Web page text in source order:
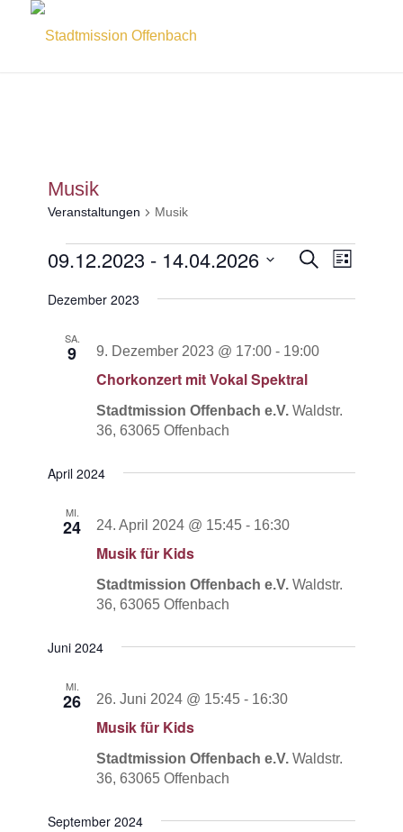
Musik
Veranstaltungen Musik
Veranstaltungen Suche
Liste
09.12.2023 - 14.04.2026
wählen.
Dezember 2023
SA.
9
Chorkonzert mit Vokal Spektral
9. Dezember 2023 @ 17:00 - 19:00
Stadtmission Offenbach e.V.Waldstr.
36, 63065 Offenbach
April 2024
MI.
24
Musik für Kids
24. April 2024 @ 15:45 - 16:30
Stadtmission Offenbach e.V.Waldstr.
36, 63065 Offenbach
Juni 2024
MI.
26
Musik für Kids
26. Juni 2024 @ 15:45 - 16:30
Stadtmission Offenbach e.V.Waldstr.
36, 63065 Offenbach
September 2024